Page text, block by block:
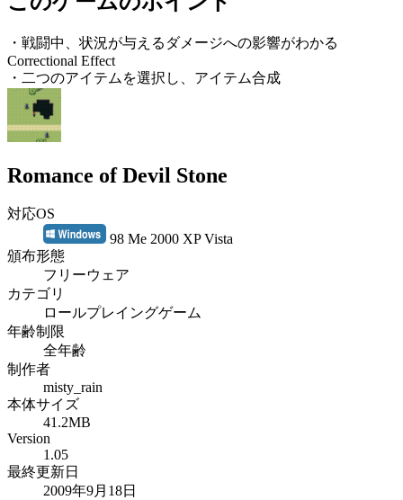
・戦闘中、状況が与えるダメージへの影響がわかる
Correctional Effect
・二つのアイテムを選択し、アイテム合成
Romance of Devil Stone
対応OS
98 Me 2000 XP Vista
頒布形態
フリーウェア
カテゴリ
ロールプレイングゲーム
年齢制限
全年齢
制作者
misty_rain
本体サイズ
41.2MB
Version
1.05
最終更新日
2009年9月18日